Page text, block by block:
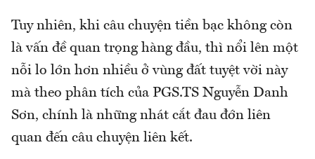
Tuy nhiên, khi câu chuyện tiền bạc không còn
là vấn đề quan trọng hàng đầu, thì nổi lên một
nỗi lo lớn hơn nhiều ở vùng đất tuyệt vời này
mà theo phân tích của PGS.TS Nguyễn Danh
Sơn, chính là những nhát cắt đau đớn liên
quan đến câu chuyện liên kết.